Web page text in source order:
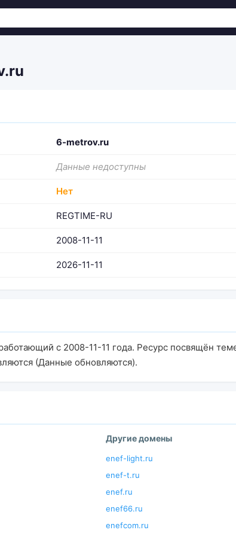
6-metrov.ru
Данные недоступны
Нет
REGTIME-RU
2008-11-11
2026-11-11
с 2008-11-11 года. Ресурс посвящён
(Данные обновляются).
Другие домены
enef-light.ru
enef-t.ru
enef.ru
enef66.ru
enefcom.ru